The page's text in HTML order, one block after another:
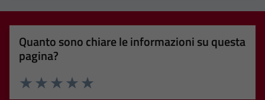
Quanto sono chiare le informazioni su questa
pagina?
Valuta 5 stelle su 5
Valuta 4 stelle su 5
Valuta 3 stelle su 5
Valuta 2 stelle su 5
Valuta 1 stelle su 5